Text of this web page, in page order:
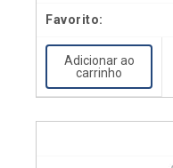
Adicionar ao
carrinho